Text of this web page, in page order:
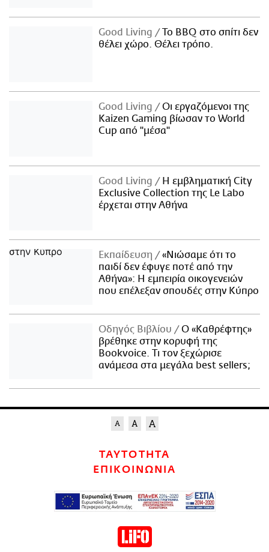
Good Living
Το BBQ στο σπίτι δεν
θέλει χώρο. Θέλει τρόπο.
Good Living
Οι εργαζόμενοι της
Kaizen Gaming βίωσαν το World
Cup από "μέσα"
Good Living
Η εμβληματική City
Exclusive Collection της Le Labo
έρχεται στην Αθήνα
Εκπαίδευση
«Νιώσαμε ότι το
παιδί δεν έφυγε ποτέ από την
Αθήνα»: Η εμπειρία οικογενειών
που επέλεξαν σπουδές στην Κύπρο
Οδηγός Βιβλίου
Ο «Καθρέφτης»
βρέθηκε στην κορυφή της
Bookvoice. Τι τον ξεχώρισε
ανάμεσα στα μεγάλα best sellers;
ΤΑΥΤΟΤΗΤΑ
ΕΠΙΚΟΙΝΩΝΙΑ